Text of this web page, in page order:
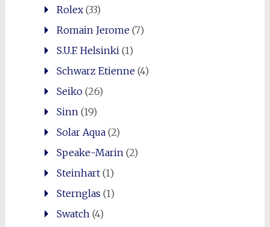
Rolex(33)
Romain Jerome(7)
S.U.F. Helsinki (1)
Schwarz Etienne(4)
Seiko(26)
Sinn (19)
Solar Aqua(2)
Speake-Marin (2)
Steinhart(1)
Sternglas (1)
Swatch (4)